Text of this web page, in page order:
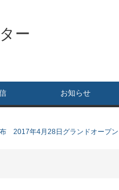
ー
お知らせ
2017年4月28日グランドオープン